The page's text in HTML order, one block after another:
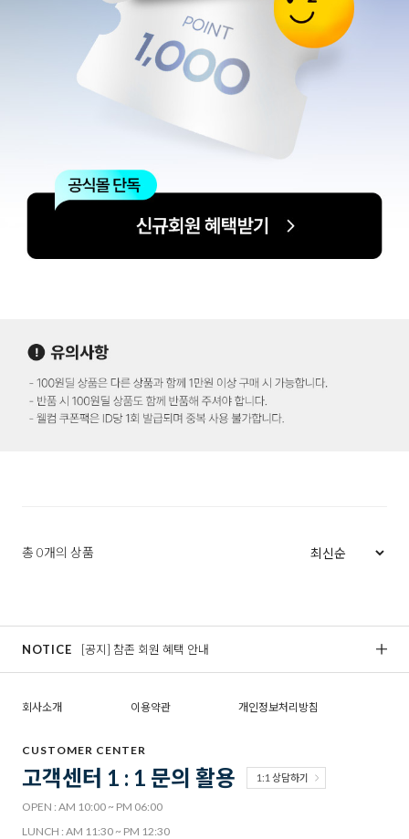
총 0개의 상품
NOTICE [공지] 참존 회원 혜택 안내
회사소개 이용약관 개인정보처리방침
CUSTOMER CENTER
고객센터 1 : 1 문의 활용 1:1 상담하기
OPEN : AM 10:00 ~ PM 06:00
LUNCH : AM 11:30 ~ PM 12:30